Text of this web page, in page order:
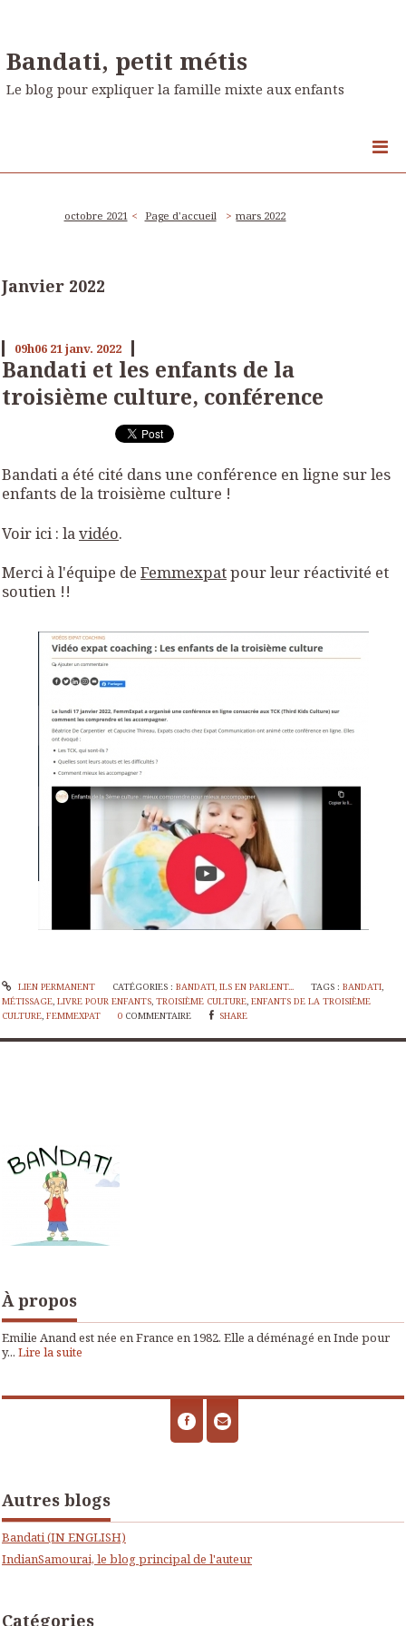
Bandati, petit métis
Le blog pour expliquer la famille mixte aux enfants
octobre 2021 Page d'accueil mars 2022
Janvier 2022
09h06 21janv. 2022
Bandati et les enfants de la
troisième culture, conférence
Bandati a été cité dans une conférence en ligne sur les
enfants de la troisième culture !
Voir ici : la vidéo.
Merci à l'équipe de Femmexpatpour leur réactivité et
soutien !!
LIEN PERMANENT CATÉGORIES : BANDATI, ILS EN PARLENT... TAGS :BANDATI,
MÉTISSAGE, LIVRE POUR ENFANTS, TROISIÈME CULTURE, ENFANTS DE LA TROISIÈME
CULTURE, FEMMEXPAT 0 COMMENTAIRE SHARE
À propos
Emilie Anand est née en France en 1982. Elle a déménagé en Inde pour
y... Lire la suite
Autres blogs
Bandati (IN ENGLISH)
IndianSamourai, le blog principal de l'auteur
Catégories